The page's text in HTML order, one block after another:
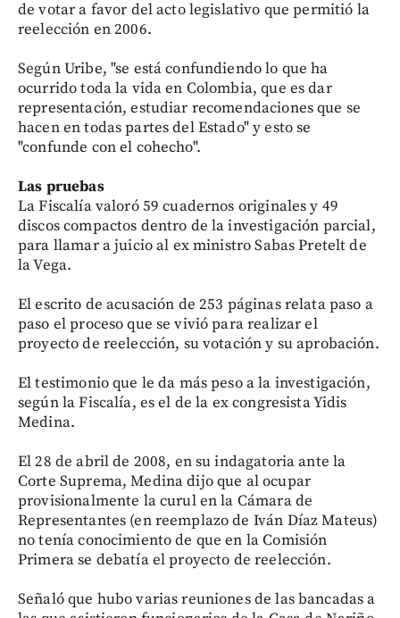
de votar a favor del acto legislativo que permitió la
reelección en 2006.
Según Uribe, "se está confundiendo lo que ha
ocurrido toda la vida en Colombia, que es dar
representación, estudiar recomendaciones que se
hacen en todas partes del Estado" y esto se
"confunde con el cohecho".
Las pruebas
La Fiscalía valoró 59 cuadernos originales y 49
discos compactos dentro de la investigación parcial,
para llamar a juicio al ex ministro Sabas Pretelt de
la Vega.
El escrito de acusación de 253 páginas relata paso a
paso el proceso que se vivió para realizar el
proyecto de reelección, su votación y su aprobación.
El testimonio que le da más peso a la investigación,
según la Fiscalía, es el de la ex congresista Yidis
Medina.
El 28 de abril de 2008, en su indagatoria ante la
Corte Suprema, Medina dijo que al ocupar
provisionalmente la curul en la Cámara de
Representantes (en reemplazo de Iván Díaz Mateus)
no tenía conocimiento de que en la Comisión
Primera se debatía el proyecto de reelección.
Señaló que hubo varias reuniones de las bancadas a